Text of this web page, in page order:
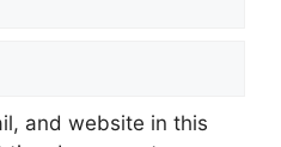
and website in this